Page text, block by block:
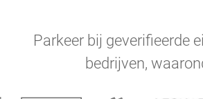
Parkeer bij geverifieerde
bedrijven,
P